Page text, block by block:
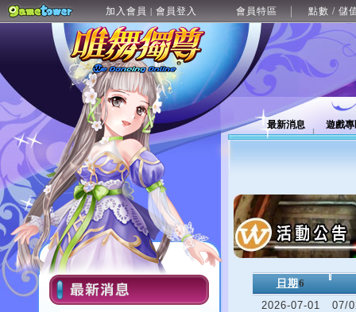
加入會員 | 會員登入 會員特區 點數 / 儲
最新消息 遊戲
日期 6
2026-07-01
07/